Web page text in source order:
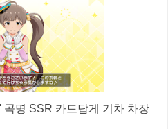
명 SSR 카드답게 기차 차장